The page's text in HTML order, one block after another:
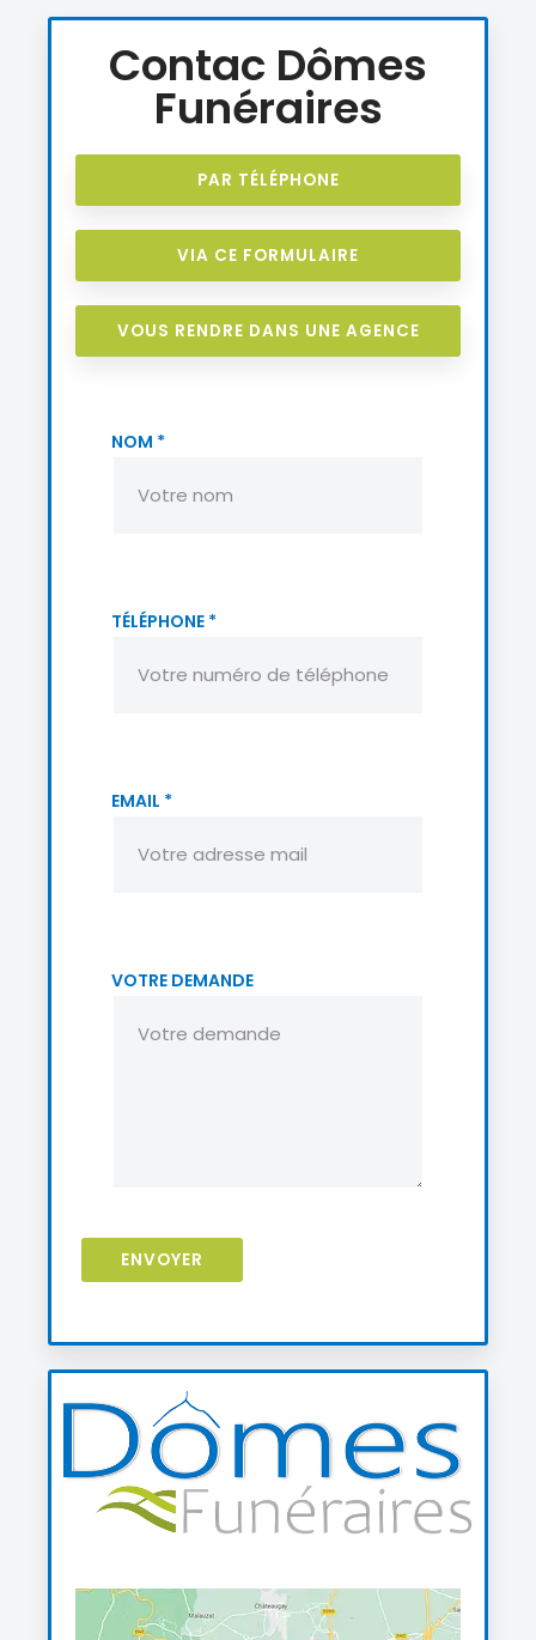
Contac Dômes
Funéraires
PAR TÉLÉPHONE
VIA CE FORMULAIRE
VOUS RENDRE DANS UNE AGENCE
NOM *
TÉLÉPHONE *
EMAIL *
VOTRE DEMANDE
ENVOYER